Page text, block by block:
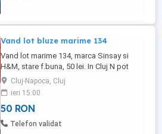
Vand lot bluze marime 134
Vand lot marime 134, marca Sinsay si
H&M, stare f.buna, 50 lei. In Cluj N pot
preda personal la intelegere, in tara pot
expedia cu curier in zone fara km
suplimentari, dar nu ramburs. Anunt pus si
in alta parte.
Cluj-Napoca, Cluj
ieri 15:00
50 RON
Telefon validat